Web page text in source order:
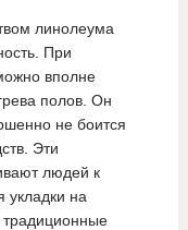
линолеума
При
вполне
полов. Он
не боится
Эти
людей к
на